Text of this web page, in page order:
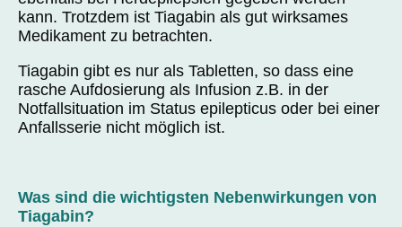
kann. Trotzdem ist Tiagabin als gut wirksames
Medikament zu betrachten.
Tiagabin gibt es nur als Tabletten, so dass eine
rasche Aufdosierung als Infusion z.B. in der
Notfallsituation im Status epilepticus oder bei einer
Anfallsserie nicht möglich ist.
Was sind die wichtigsten Nebenwirkungen von
Tiagabin?